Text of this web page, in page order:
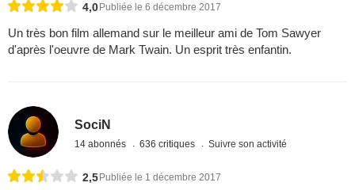
4,0 Publiée le 6 décembre 2017
Un très bon film allemand sur le meilleur ami de Tom Sawyer
d'après l'oeuvre de Mark Twain. Un esprit très enfantin.
SociN
14 abonnés 636 critiques Suivre son activité
2,5Publiée le 1 décembre 2017